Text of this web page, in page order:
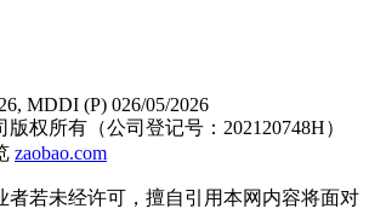
MDDI (P) 026/05/2026
权所有（公司登记号：202120748H）
zaobao.com
者若未经许可，擅自引用本网内容将面对